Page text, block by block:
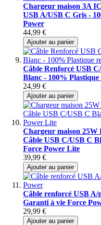
Chargeur maison 3A
USB A/USB C Gris -
Power
44,99 €
Ajouter au panier
Câble Renforcé USB
Blanc - 100%
24,99 €
Ajouter au panier
Chargeur maison 25W
Câble USB C/USB C
Force Power Lite
39,99 €
Ajouter au panier
Câble renforcé USB A/
Garanti à vie Force
29,99 €
Ajouter au panier